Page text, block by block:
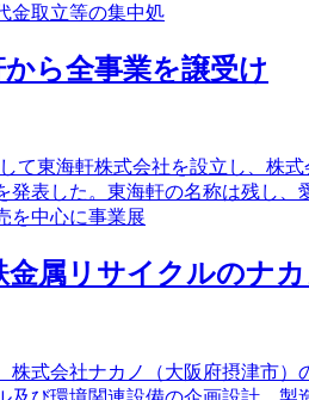
金取立等の集中処
ら全事業を譲受け
て東海軒株式会社を設立し、
表した。東海軒の名称は残し
を中心に事業展
属リサイクルのナ
株式会社ナカノ（大阪府摂津市